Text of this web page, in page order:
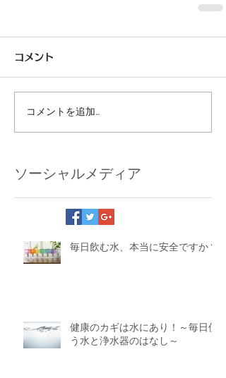
コメント
コメントを追加…
ソーシャルメディア
毎日飲む水、本当に安全ですか？
健康のカギは水にあり！～毎日使
う水と浄水器のはなし～